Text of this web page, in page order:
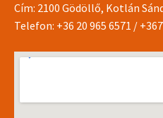
Cím: 2100 Gödöllő, Kotlán
Telefon: +36 20 965 6571 /